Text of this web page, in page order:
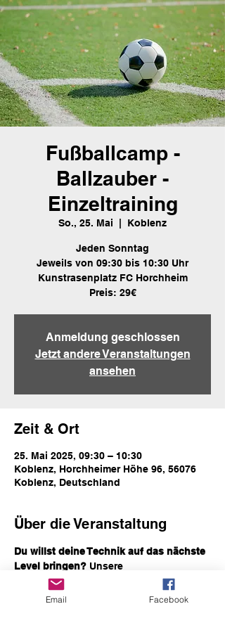
Fußballcamp -
Ballzauber -
Einzeltraining
So., 25. Mai Koblenz
Jeden Sonntag
Jeweils von 09:30 bis 10:30 Uhr
Kunstrasenplatz FC Horchheim
Preis: 29€
Anmeldung geschlossen
Jetzt andere Veranstaltungen
ansehen
Zeit & Ort
25. Mai 2025, 09:30 – 10:30
Koblenz, Horchheimer Höhe 96, 56076
Koblenz, Deutschland
Über die Veranstaltung
Du willst deine Technik auf das nächste
Level bringen? Unsere
Fußballschule/unser Einzeltraining
bietet dir professionelles
Email Facebook